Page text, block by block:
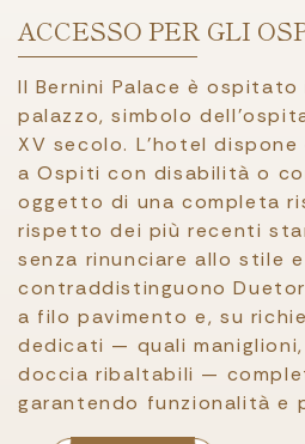
ACCESSO PER GLI
Il Bernini Palace è
palazzo, simbolo
XV secolo. L’hotel
a Ospiti con disabilità o
oggetto di una completa
rispetto dei più recenti
senza rinunciare allo stile
contraddistinguono
a filo pavimento e, su
dedicati — quali
doccia ribaltabili —
garantendo funzionalità e